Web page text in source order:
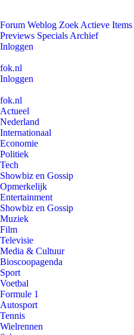
Forum Weblog Zoek Actieve Items
Previews Specials Archief
Inloggen
fok.nl
Inloggen
fok.nl
Actueel
Nederland
Internationaal
Economie
Politiek
Tech
Showbiz en Gossip
Opmerkelijk
Entertainment
Showbiz en Gossip
Muziek
Film
Televisie
Media & Cultuur
Bioscoopagenda
Sport
Voetbal
Formule 1
Autosport
Tennis
Wielrennen